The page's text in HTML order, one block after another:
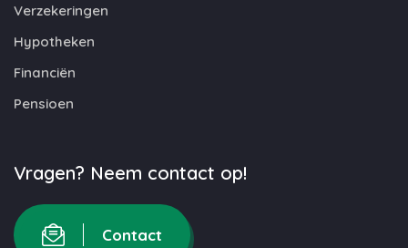
Verzekeringen
Hypotheken
Financiën
Pensioen
Vragen? Neem contact op!
Contact